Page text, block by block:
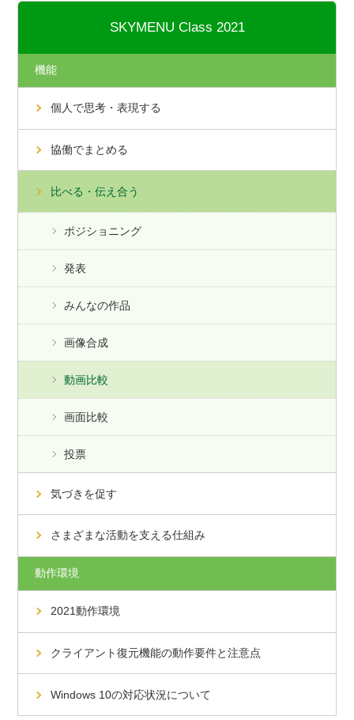
SKYMENU Class 2021
機能
個人で思考・表現する
協働でまとめる
比べる・伝え合う
ポジショニング
発表
みんなの作品
画像合成
動画比較
画面比較
投票
気づきを促す
さまざまな活動を支える仕組み
動作環境
2021動作環境
クライアント復元機能の動作要件と注意点
Windows 10の対応状況について